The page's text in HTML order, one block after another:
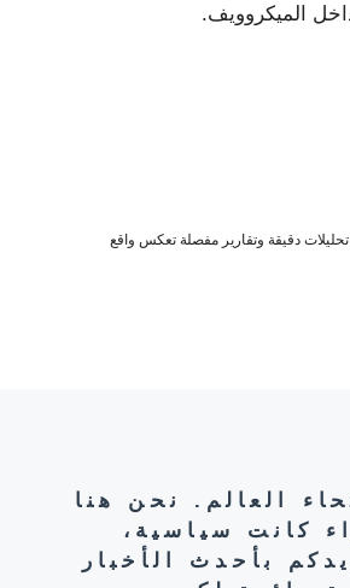
الميكروويف.
دقيقة وتقارير مفصلة تعكس واقع
العالم. نحن هنا
كانت سياسية،
بأحدث الأخبار